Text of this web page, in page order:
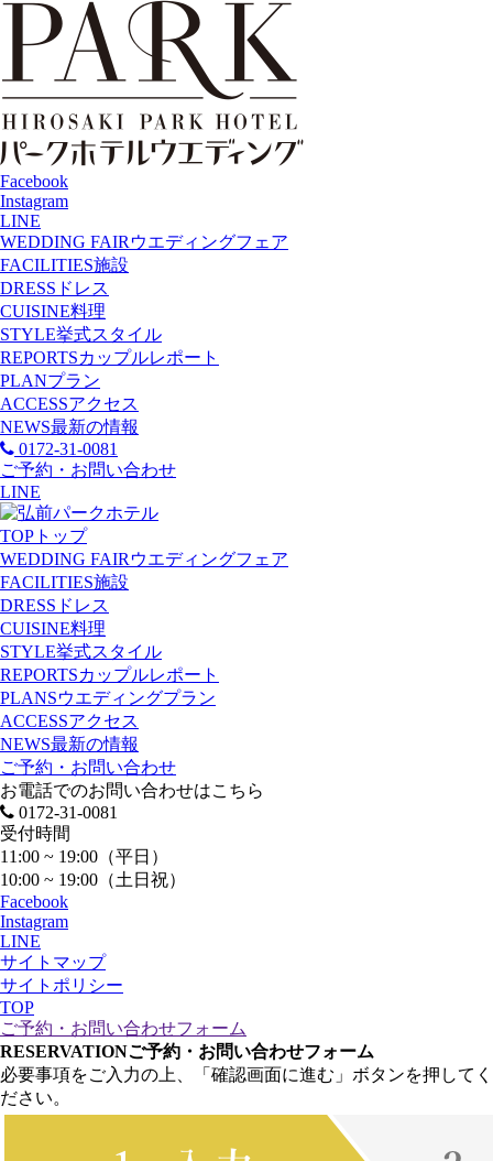
Facebook
Instagram
LINE
WEDDING FAIR ウエディングフェア
FACILITIES施設
DRESS ドレス
CUISINE料理
STYLE挙式スタイル
REPORTSカップルレポート
PLANプラン
ACCESSアクセス
NEWS最新の情報
0172-31-0081
ご予約・お問い合わせ
LINE
TOP トップ
WEDDING FAIR ウエディングフェア
FACILITIES施設
DRESS ドレス
CUISINE料理
STYLE挙式スタイル
REPORTSカップルレポート
PLANSウエディングプラン
ACCESSアクセス
NEWS最新の情報
ご予約・お問い合わせ
お電話でのお問い合わせはこちら
0172-31-0081
受付時間
11:00 ~ 19:00（平日）
10:00 ~ 19:00（土日祝）
Facebook
Instagram
LINE
サイトマップ
サイトポリシー
TOP
ご予約・お問い合わせフォーム
RESERVATIONご予約・お問い合わせフォーム
必要事項をご入力の上、「確認画面に進む」ボタンを押してく
ださい。